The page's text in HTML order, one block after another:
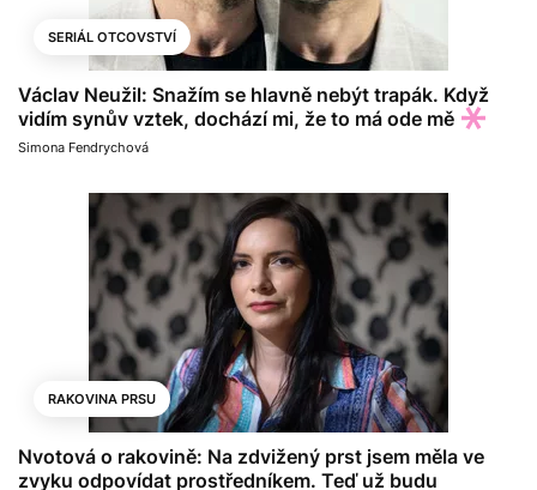
SERIÁL OTCOVSTVÍ
Václav Neužil: Snažím se hlavně nebýt trapák. Když
vidím synův vztek, dochází mi, že to má ode mě
Simona Fendrychová
RAKOVINA PRSU
Nvotová o rakovině: Na zdvižený prst jsem měla ve
zvyku odpovídat prostředníkem. Teď už budu